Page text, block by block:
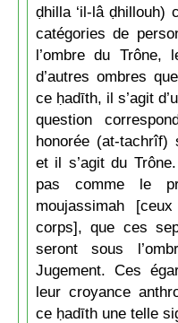
ḍhilla ‘il-lâ
catégories de
l’ombre du
d’autres ombres
ce ḥadīth, il s’agit
question
honorée (at-tachrîf)
et il s’agit du
pas comme le
moujassimah
corps], que ces
seront sous
Jugement. Ces
leur croyance
ce ḥadīth une telle